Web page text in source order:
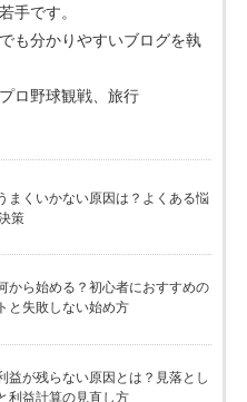
手です。
も分かりやすいブログを執
ロ野球観戦、旅行
まくいかない原因は？よくある悩
策
から始める？初心者におすすめの
と失敗しない始め方
益が残らない原因とは？見落とし
利益計算の見直し方